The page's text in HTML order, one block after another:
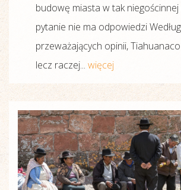
budowę miasta w tak
pytanie nie ma odpowiedzi Według
przeważających opinii,
lecz raczej... więcej